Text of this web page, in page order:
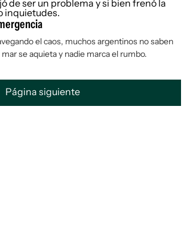
el caos, muchos argentinos no saben
se aquieta y nadie marca el rumbo.
Página siguiente